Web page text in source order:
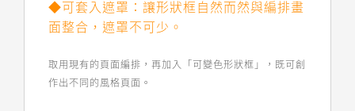
◆可套入遮罩：讓形狀框自然而然與編排畫
面整合，遮罩不可少。
取用現有的頁面編排，再加入「可變色形狀框」，既可創
作出不同的風格頁面。